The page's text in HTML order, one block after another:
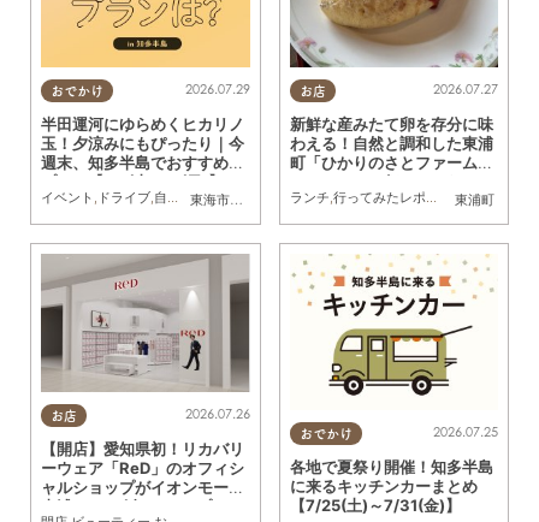
おでかけ
東海市
,大府市 知多市,東浦町,半田市,常滑市 美浜町
2026.07.29
半田運河にゆらめくヒカリノ
玉！夕涼みにもぴったり｜今
週末、知多半島でおすすめの
プラン【8/1(土)・2(日)】
イベント , ドライブ,自然 まちネタ 季節ネタ,親子,家族
お店
東浦町
2026.07.27
新鮮な産みたて卵を存分に味
わえる！自然と調和した東浦
町「ひかりのさとファームレ
ストラン」に行ってみた
ランチ,行ってみたレポ,家族,友人
お店 2026.07.26
【開店】愛知県初！リカバリ
ーウェア「ReD」のオフィシ
ャルショップがイオンモール
東浦に7/31(金)にオープン
おでかけ 2026.07.25
各地で夏祭り開催！知多半島
に来るキッチンカーまとめ
【7/25(土)～7/31(金)】